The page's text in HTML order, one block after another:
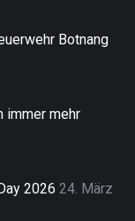
Botnang
immer mehr
2026 24. März